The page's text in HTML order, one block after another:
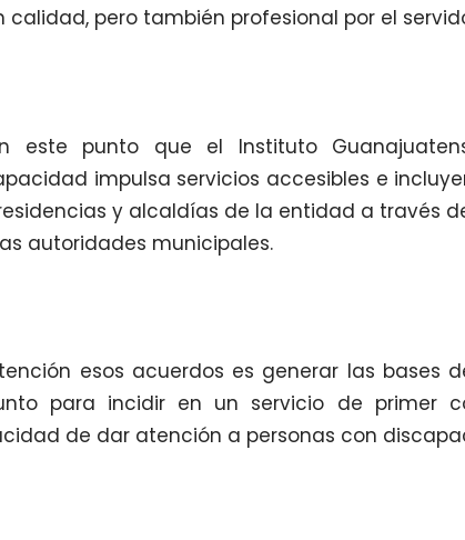
calidad, pero también profesional por el
este punto que el Instituto
impulsa servicios accesibles e
y alcaldías de la entidad a través
autoridades municipales.
esos acuerdos es generar las bases
para incidir en un servicio de primer
de dar atención a personas con